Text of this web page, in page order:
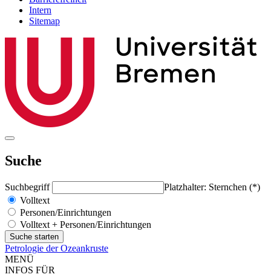
Intern
Sitemap
Suche
Suchbegriff
Platzhalter: Sternchen (*)
Volltext
Personen/Einrichtungen
Volltext + Personen/Einrichtungen
Petrologie der Ozeankruste
MENÜ
INFOS FÜR